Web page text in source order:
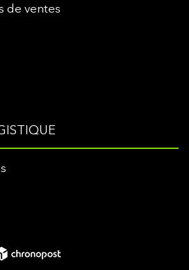
de ventes